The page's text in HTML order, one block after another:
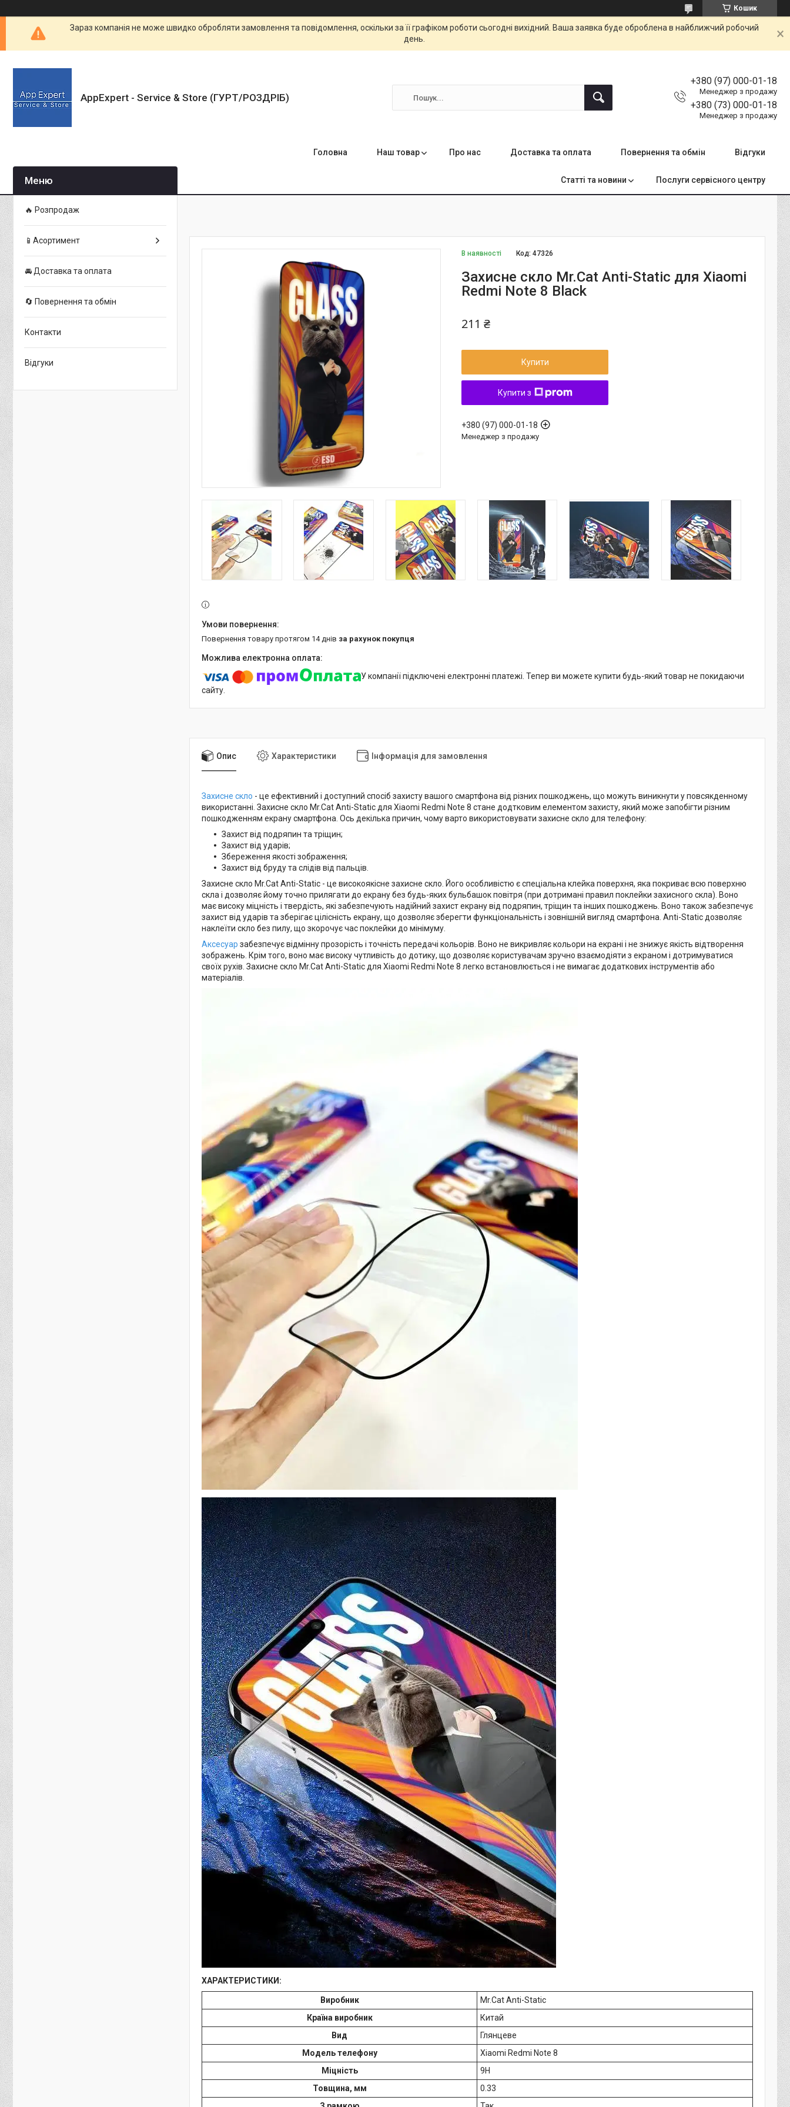
Кошик
Зараз компанія не може швидко обробляти замовлення та повідомлення, оскільки за її графіком роботи сьогодні вихідний. Ваша заявка буде оброблена в найближчий робочий
день.
AppExpert - Service & Store (ГУРТ/РОЗДРІБ)
+380 (97) 000-01-18
Менеджер з продажу
+380 (73) 000-01-18
Менеджер з продажу
Головна Наш товар Про нас Доставка та оплата Повернення та обмін Відгуки
Статті та новини Послуги сервісного центру
В наявності Код:47326
Захисне скло Mr.Cat Anti-Static для Xiaomi
Redmi Note 8 Black
211 ₴
Купити
Купити з
+380 (97) 000-01-18
Менеджер з продажу
повернення товару протягом 14 днів за рахунок покупця
У компанії підключені електронні платежі. Тепер ви можете купити будь-який товар не покидаючи
сайту.
Опис Характеристики Інформація для замовлення
Захисне скло - це ефективний і доступний спосіб захисту вашого смартфона від різних пошкоджень, що можуть виникнути у повсякденному
використанні. Захисне скло Mr.Cat Anti-Static для Xiaomi Redmi Note 8 стане додтковим елементом захисту, який може запобігти різним
пошкодженням екрану смартфона. Ось декілька причин, чому варто використовувати захисне скло для телефону:
Захист від подряпин та тріщин;
Захист від ударів;
Збереження якості зображення;
Захист від бруду та слідів від пальців.
Захисне скло Mr.Cat Anti-Static - це високоякісне захисне скло. Його особливістю є спеціальна клейка поверхня, яка покриває всю поверхню
скла і дозволяє йому точно прилягати до екрану без будь-яких бульбашок повітря (при дотримані правил поклейки захисного скла). Воно
має високу міцність і твердість, які забезпечують надійний захист екрану від подряпин, тріщин та інших пошкоджень. Воно також забезпечує
захист від ударів та зберігає цілісність екрану, що дозволяє зберегти функціональність і зовнішній вигляд смартфона. Anti-Static дозволяє
наклеїти скло без пилу, що зкорочує час поклейки до мінімуму.
Аксесуар забезпечує відмінну прозорість і точність передачі кольорів. Воно не викривляє кольори на екрані і не знижує якість відтворення
зображень. Крім того, воно має високу чутливість до дотику, що дозволяє користувачам зручно взаємодіяти з екраном і дотримуватися
своїх рухів. Захисне скло Mr.Cat Anti-Static для Xiaomi Redmi Note 8 легко встановлюється і не вимагає додаткових інструментів або
матеріалів.
ХАРАКТЕРИСТИКИ:
Виробник
Mr.Cat Anti-Static
Країна виробник
Китай
Вид
Глянцеве
Модель телефону
Xiaomi Redmi Note 8
Міцність
9H
Товщина, мм
0.33
🔥 Розпродаж
📱Асортимент
🚘 Доставка та оплата
🔄 Повернення та обмін
Контакти
Відгуки